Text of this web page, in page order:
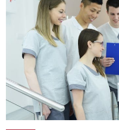
影片
名家榜
灼見活動
關於我們